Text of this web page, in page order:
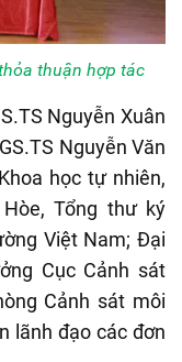
thuận hợp tác
Nguyễn Xuân
Nguyễn Văn
học tự nhiên,
Hòe, Tổng thư ký
Việt Nam; Đại
Cục Cảnh sát
Cảnh sát môi
lãnh đạo các đơn